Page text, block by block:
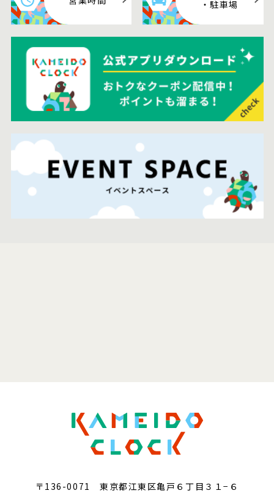
・駐車場
〒136-0071 東京都江東区亀戸６丁目３１−６